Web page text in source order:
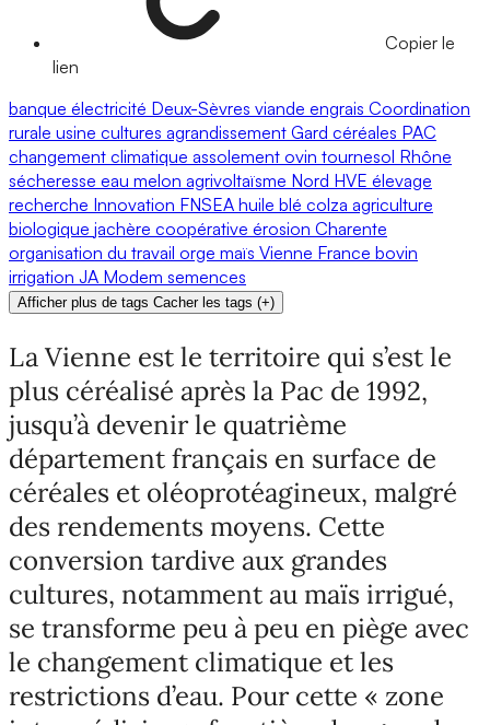
Copier le
lien
banque électricité Deux-Sèvres viande engrais Coordination
rurale usine cultures agrandissement Gard céréales PAC
changement climatique assolement ovin tournesol Rhône
sécheresse eau melon agrivoltaïsme Nord HVE élevage
recherche Innovation FNSEA huile blé colza agriculture
biologique jachère coopérative érosion Charente
organisation du travail orge maïs Vienne France bovin
irrigation JA Modem semences
Afficher plus de tags Cacher les tags (+)
La Vienne est le territoire qui s’est le
plus céréalisé après la Pac de 1992,
jusqu’à devenir le quatrième
département français en surface de
céréales et oléoprotéagineux, malgré
des rendements moyens. Cette
conversion tardive aux grandes
cultures, notamment au maïs irrigué,
se transforme peu à peu en piège avec
le changement climatique et les
restrictions d’eau. Pour cette « zone